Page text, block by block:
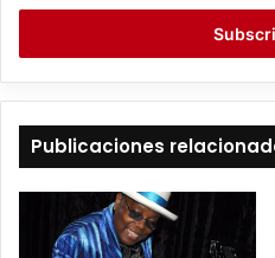
c
i
b
Publicaciones